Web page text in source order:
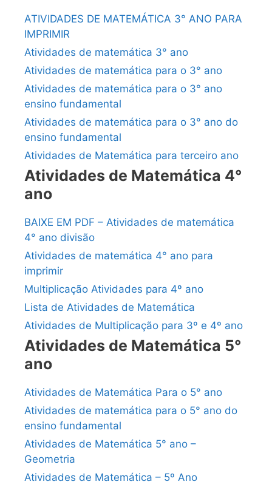
ATIVIDADES DE MATEMÁTICA 3° ANO PARA
IMPRIMIR
Atividades de matemática 3° ano
Atividades de matemática para o 3° ano
Atividades de matemática para o 3° ano
ensino fundamental
Atividades de matemática para o 3° ano do
ensino fundamental
Atividades de Matemática para terceiro ano
Atividades de Matemática 4°
ano
BAIXE EM PDF – Atividades de matemática
4° ano divisão
Atividades de matemática 4° ano para
imprimir
Multiplicação Atividades para 4º ano
Lista de Atividades de Matemática
Atividades de Multiplicação para 3º e 4º ano
Atividades de Matemática 5°
ano
Atividades de Matemática Para o 5° ano
Atividades de matemática para o 5° ano do
ensino fundamental
Atividades de Matemática 5° ano –
Geometria
Atividades de Matemática – 5º Ano